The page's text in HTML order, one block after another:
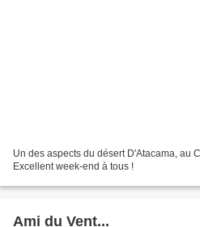
Un des aspects du désert D'Atacama, au
Excellent week-end à tous !
Ami du Vent...